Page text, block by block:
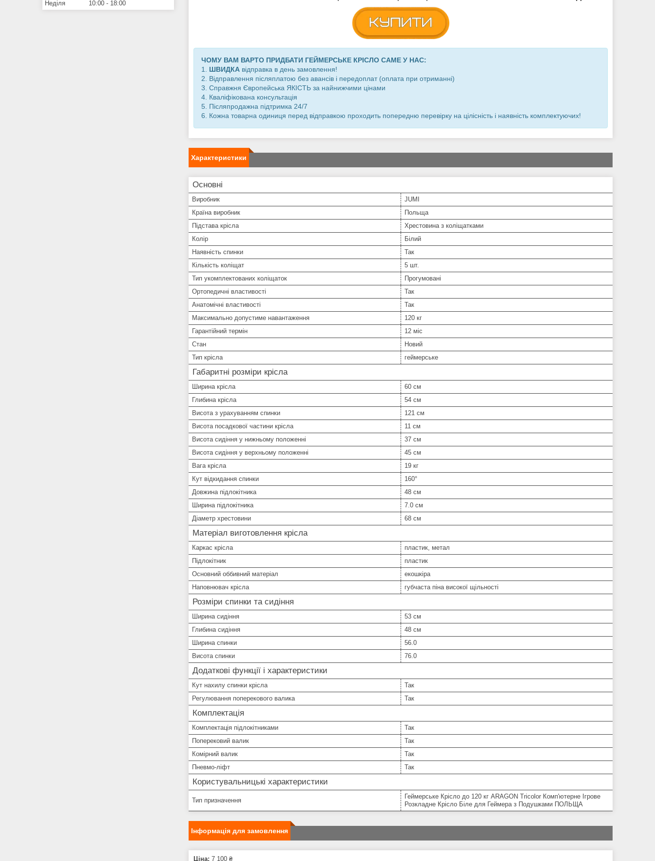
ЧОМУ ВАМ ВАРТО ПРИДБАТИ ГЕЙМЕРСЬКЕ КРІСЛО САМЕ У НАС:
1. ШВИДКА відправка в день замовлення!
2. Відправлення післяплатою без авансів і передоплат (оплата при отриманні)
3. Справжня Європейська ЯКІСТЬ за найнижчими цінами
4. Кваліфікована консультація
5. Післяпродажна підтримка 24/7
6. Кожна товарна одиниця перед відправкою проходить попередню перевірку на цілісність і наявність комплектуючих!
Характеристики
Основні
Виробник
JUMI
Країна виробник
Польща
Підстава крісла
Хрестовина з коліщатками
Колір
Білий
Наявність спинки
Так
Кількість коліщат
5 шт.
Тип укомплектованих коліщаток
Прогумовані
Ортопедичні властивості
Так
Анатомічні властивості
Так
Максимально допустиме навантаження
120 кг
Гарантійний термін
12 міс
Стан
Новий
Тип крісла
геймерське
Габаритні розміри крісла
Ширина крісла
60 см
Глибина крісла
54 см
Висота з урахуванням спинки
121 см
Висота посадкової частини крісла
11 см
Висота сидіння у нижньому положенні
37 см
Висота сидіння у верхньому положенні
45 см
Вага крісла
19 кг
Кут відкидання спинки
160°
Довжина підлокітника
48 см
Ширина підлокітника
7.0 см
Діаметр хрестовини
68 см
Матеріал виготовлення крісла
Каркас крісла
пластик, метал
Підлокітник
пластик
Основний оббивний матеріал
екошкіра
Наповнювач крісла
губчаста піна високої щільності
Розміри спинки та сидіння
Ширина сидіння
53 см
Глибина сидіння
48 см
Ширина спинки
56.0
Висота спинки
76.0
Додаткові функції і характеристики
Кут нахилу спинки крісла
Так
Регулювання поперекового валика
Так
Комплектація
Комплектація підлокітниками
Так
Поперековий валик
Так
Комірний валик
Так
Пневмо-ліфт
Так
Користувальницькі характеристики
Тип призначення
Геймерське Крісло до 120 кг ARAGON Tricolor Комп'ютерне Ігрове
Розкладне Крісло Біле для Геймера з Подушками ПОЛЬЩА
Інформація для замовлення
Ціна: 7 100 ₴
Неділя
10:00 18:00